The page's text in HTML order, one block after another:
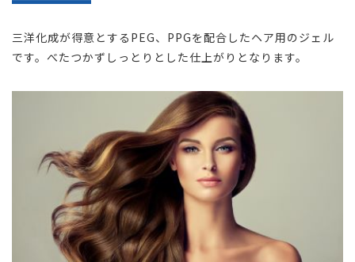
三洋化成が得意とするPEG、PPGを配合したヘア用のジェル
です。べたつかずしっとりとした仕上がりとなります。